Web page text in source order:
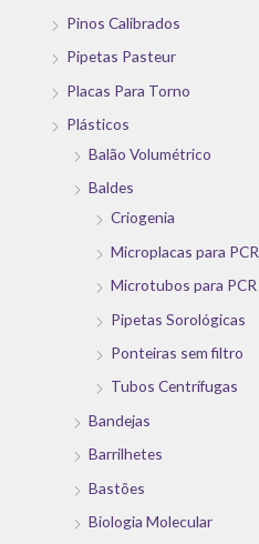
Pinos Calibrados
Pipetas Pasteur
Placas Para Torno
Plásticos
Balão Volumétrico
Baldes
Criogenia
Microplacas para PCR
Microtubos para PCR
Pipetas Sorológicas
Ponteiras sem filtro
Tubos Centrífugas
Bandejas
Barrilhetes
Bastões
Biologia Molecular